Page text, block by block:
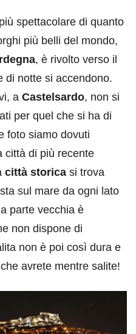
spettacolare di quanto
più belli del mondo,
, è rivolto verso il
di notte si accendono.
a Castelsardo, non si
per quel che si ha di
foto siamo dovuti
città di più recente
città storica si trova
sul mare da ogni lato
parte vecchia è
non dispone di
non è poi così dura e
avrete mentre salite!